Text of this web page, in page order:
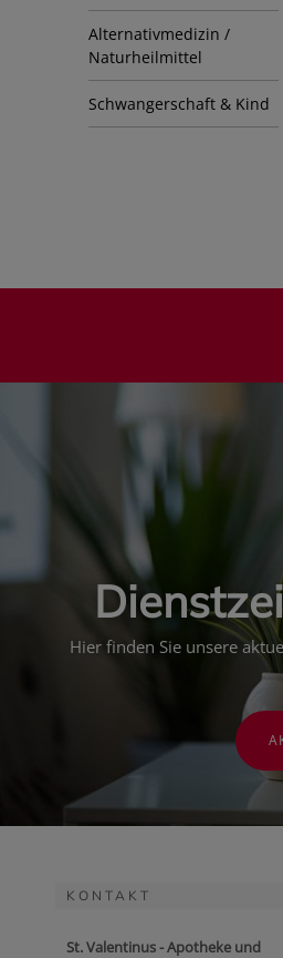
Alternativmedizin /
Naturheilmittel
Schwangerschaft & Kind
Hier finden Sie unsere
KONTAKT
St. Valentinus - Apotheke und